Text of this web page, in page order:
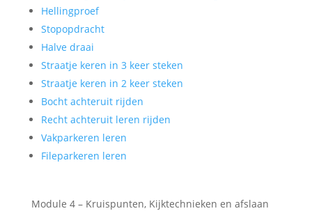
Hellingproef
Stopopdracht
Halve draai
Straatje keren in 3 keer steken
Straatje keren in 2 keer steken
Bocht achteruit rijden
Recht achteruit leren rijden
Vakparkeren leren
Fileparkeren leren
Module 4 – Kruispunten, Kijktechnieken en afslaan